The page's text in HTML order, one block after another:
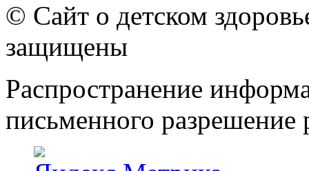
© Сайт о детском
защищены
Распространение
письменного разрешение